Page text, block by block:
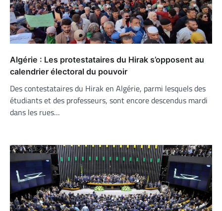
Algérie : Les protestataires du Hirak s’opposent au
calendrier électoral du pouvoir
Des contestataires du Hirak en Algérie, parmi lesquels des
étudiants et des professeurs, sont encore descendus mardi
dans les rues…